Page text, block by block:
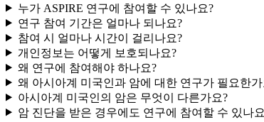
누가 ASPIRE 연구에 참여할 수 있나요?
연구 참여 기간은 얼마나 되나요?
참여 시 얼마나 시간이 걸리나요?
개인정보는 어떻게 보호되나요?
왜 연구에 참여해야 하나요?
왜 아시아계 미국인과 암에 대한 연구가 필요한가
아시아계 미국인의 암은 무엇이 다른가요?
암 진단을 받은 경우에도 연구에 참여할 수 있나